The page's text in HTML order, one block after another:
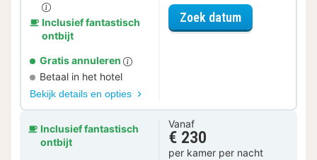
Inclusief fantastisch
ontbijt
Gratis annuleren
Betaal in het hotel
Bekijk details en opties
Zoek datumvoor
Inclusief fantastisch
ontbijt
Vanaf
€ 230
per kamer per nacht